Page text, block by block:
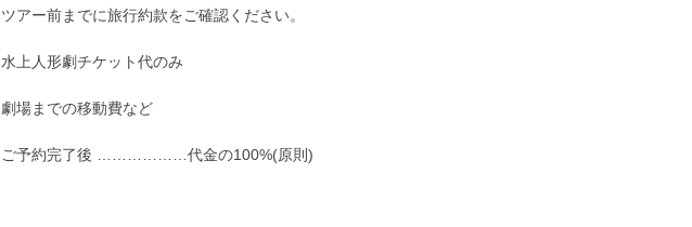
ツアー前までに旅行約款をご確認ください。
水上人形劇チケット代のみ
劇場までの移動費など
ご予約完了後 ………………代金の100%(原則)